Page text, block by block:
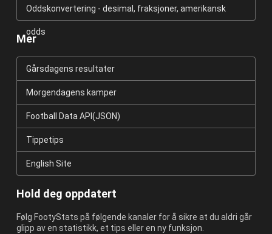
Oddskonvertering - desimal, fraksjoner, amerikansk
odds
Mer
Gårsdagens resultater
Morgendagens kamper
Football Data API(JSON)
Tippetips
English Site
Hold deg oppdatert
Følg FootyStats på følgende kanaler for å sikre at du aldri går
glipp av en statistikk, et tips eller en ny funksjon.